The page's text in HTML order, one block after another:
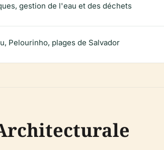
gestion de l'eau et des déchets
Pelourinho, plages de Salvador